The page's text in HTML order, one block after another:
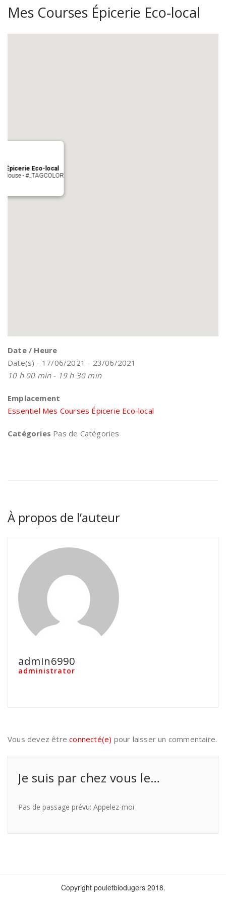
Mes Courses Épicerie Eco-local
Épicerie Eco-local
- #_TAGCOLOR
Date / Heure
Date(s) - 17/06/2021 - 23/06/2021
10 h 00 min - 19 h 30 min
Emplacement
Essentiel Mes Courses Épicerie Eco-local
Catégories Pas de Catégories
À propos de l’auteur
admin6990
administrator
Vous devez êtreconnecté(e) pour laisser un commentaire.
Je suis par chez vous le…
Pas de passage prévu: Appelez-moi
Copyright pouletbiodugers 2018.